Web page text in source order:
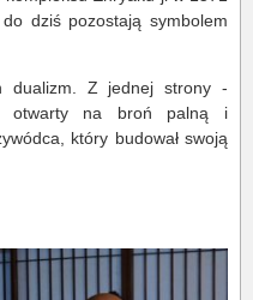
dziś pozostają symbolem
dualizm. Z jednej strony -
otwarty na broń palną i
który budował swoją